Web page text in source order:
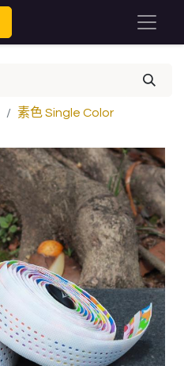
素色 Single Color